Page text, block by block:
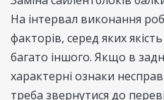
На інтервал виконання
факторів, серед яких
багато іншого. Якщо в
характерні ознаки
треба звернутися до